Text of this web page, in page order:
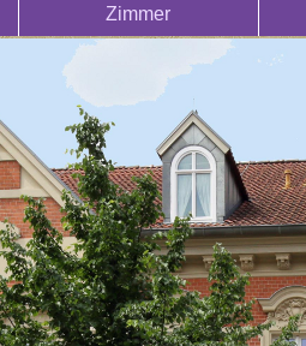
Zimmer